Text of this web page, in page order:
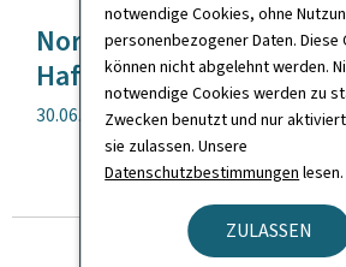
notwendige Cookies, ohne
personenbezogener Daten. Diese
können nicht abgelehnt werden.
notwendige Cookies werden zu
Zwecken benutzt und nur
sie zulassen. Unsere
Datenschutzbestimmungen lesen.
ZULASSEN
Normalisierung der
Haftanstalt Schrassig
Veröffentlichung
30.06.2021